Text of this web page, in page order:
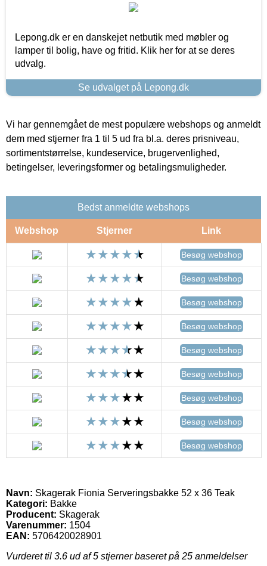
Lepong.dk er en danskejet netbutik med møbler og
lamper til bolig, have og fritid. Klik her for at se deres
udvalg.
Se udvalget på Lepong.dk
Vi har gennemgået de mest populære webshops og anmeldt
dem med stjerner fra 1 til 5 ud fra bl.a. deres prisniveau,
sortimentstørrelse, kundeservice, brugervenlighed,
betingelser, leveringsformer og betalingsmuligheder.
Bedst anmeldte webshops
Webshop Stjerner Link
Besøg webshop
Besøg webshop
Besøg webshop
Besøg webshop
Besøg webshop
Besøg webshop
Besøg webshop
Besøg webshop
Besøg webshop
Navn: Skagerak Fionia Serveringsbakke 52 x 36 Teak
Kategori: Bakke
Producent: Skagerak
Varenummer: 1504
EAN: 5706420028901
Vurderet til 3.6 ud af 5 stjerner baseret på 25 anmeldelser